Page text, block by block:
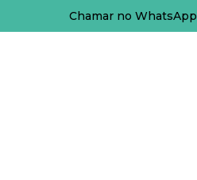
Chamar no WhatsApp